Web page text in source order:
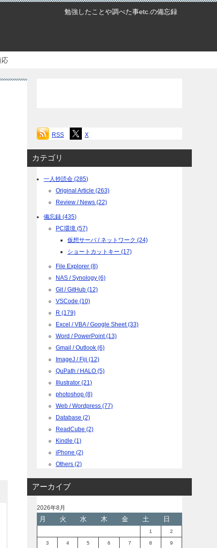
勉強したことや調べた事etc.の備忘録
応
RSS X
カテゴリ
一人抄読会 (285)
Original Article (263)
Review / News (22)
備忘録 (435)
PC環境 (57)
仮想サーバ / ネットワーク (24)
ショートカットキー (17)
File Explorer (8)
NAS / Synology (6)
Git / GitHub (12)
VSCode (10)
R (179)
Excel / VBA / Google Sheet (33)
Word / PowerPoint (13)
Gmail / Outlook (6)
ImageJ / Fiji (12)
QuPath / HALO (5)
Illustrator (21)
photoshop (8)
Web / Wordpress (77)
Database (2)
ReadCube (2)
Kindle (1)
iPhone (2)
Others (2)
アーカイブ
2026年8月
月 火 水 木 金 土 日
1 2
3 4 5 6 7 8 9